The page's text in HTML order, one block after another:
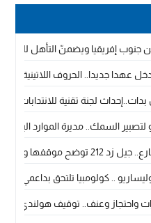
إفريقيا ويضمنّ التأهل
عهدا جديدا.. الحروف اللاتينية
لجنة تقنية للانتدابات
السمك.. مديرة الموارد
إليها لا تمثل موقفها الرسمي.
.. كولومبيا تلتحق بداعمي
وعنف.. توقيف هولندي